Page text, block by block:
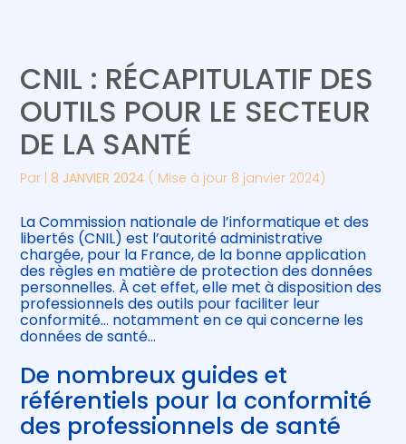
Gérer votre quotidien
Piloter votre entreprise
Développer votre entreprise
Construire votre patrimoine
Être prêt pour la facturation
électronique
Suivre votre comptabilité
Gérer vos ressources humaines
CNIL : RÉCAPITULATIF DES
OUTILS POUR LE SECTEUR
DE LA SANTÉ
Par |8 JANVIER 2024 ( Mise à jour 8 janvier 2024)
La Commission nationale de l’informatique et des
libertés (CNIL) est l’autorité administrative
chargée, pour la France, de la bonne application
des règles en matière de protection des données
personnelles. À cet effet, elle met à disposition des
professionnels des outils pour faciliter leur
conformité… notamment en ce qui concerne les
données de santé…
De nombreux guides et
référentiels pour la conformité
des professionnels de santé